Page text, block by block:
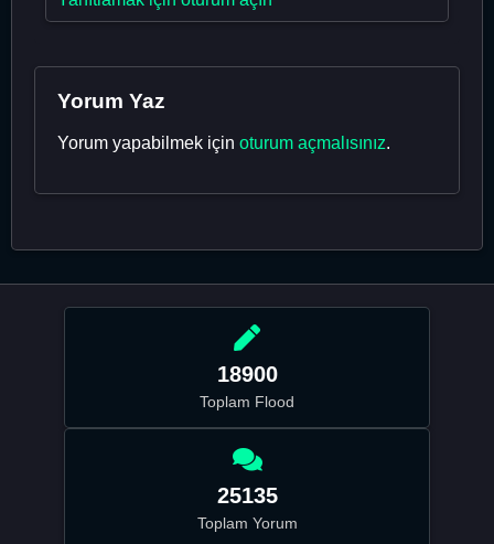
Yorum Yaz
Yorum yapabilmek için oturum açmalısınız.
18900
Toplam Flood
25135
Toplam Yorum